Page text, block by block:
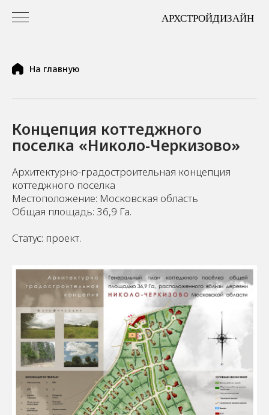
На главную
Концепция коттеджного
поселка «Николо-Черкизово»
Архитектурно-градостроительная концепция
коттеджного поселка
Местоположение: Московская область
Общая площадь: 36,9 Га.
Статус: проект.